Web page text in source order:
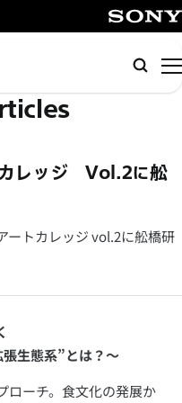
検
索
レッジ Vol.2に舩
ートカレッジ vol.2に舩橋研
生態系”とは？〜
ローチ。食文化の発展か